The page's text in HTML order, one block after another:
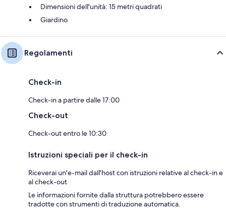
Dimensioni dell'unità: 15 metri quadrati
Giardino
Regolamenti
Check-in
Check-in a partire dalle 17:00
Check-out
Check-out entro le 10:30
Istruzioni speciali per il check-in
Riceverai un'e-mail dall'host con istruzioni relative al check-in e
al check-out
Le informazioni fornite dalla struttura potrebbero essere
tradotte con strumenti di traduzione automatica.